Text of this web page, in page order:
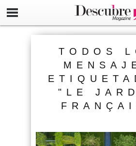
TODOS
"LE